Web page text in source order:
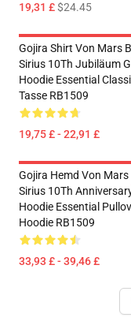
19,31 £$24.45
Gojira Shirt Von Mars
Sirius 10Th Jubiläum
Hoodie Essential
Tasse RB1509
19,75 £ - 22,91 £
Gojira Hemd Von Mars
Sirius 10Th
Hoodie Essential
Hoodie RB1509
33,93 £ - 39,46 £